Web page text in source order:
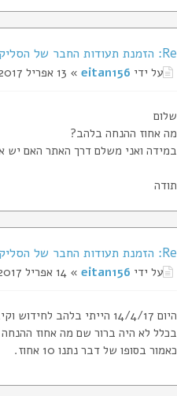
Re: הזמנת תעודות החבר של הסליק
על ידי eitan156 » 13 אפריל 2017, 17:39
שלום
מה אחוז ההנחה בלהב?
במידה ואני משלם דרך האתר האם יש
תודה
Re: הזמנת תעודות החבר של הסליק
על ידי eitan156 » 14 אפריל 2017, 15:04
היום 14/4/17 הייתי בלהב לחידוש וקיבלתי 10 אחוז הנחה.
בכלל לא היה ברור שם מה אחוז
כאמור בסופו של דבר נתנו 10 אחוז.